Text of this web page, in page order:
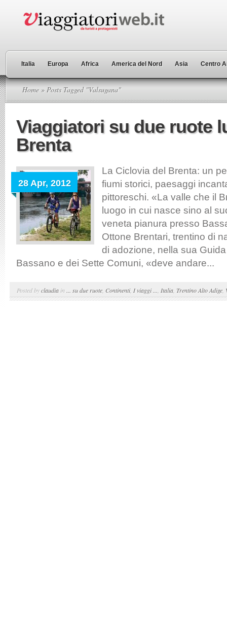
Italia Europa Africa America del Nord Asia Centro
Home » Posts Tagged "Valsugana"
Viaggiatori su due ruote
Brenta
28 Apr, 2012
La Ciclovia del Brenta: un
fiumi storici, paesaggi
pittoreschi. «La valle che il
luogo in cui nasce sino al
veneta pianura presso
Ottone Brentari, trentino di
di adozione, nella sua
Bassano e dei Sette Comuni, «deve andare...
Posted byclaudia in ... su due ruote Continenti, I viaggi ... Italia Trentino Alto Adige